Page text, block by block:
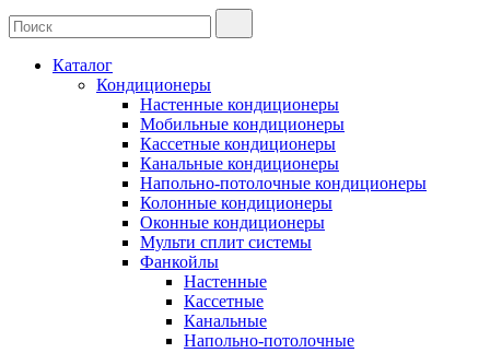
Каталог
Кондиционеры
Настенные кондиционеры
Мобильные кондиционеры
Кассетные кондиционеры
Канальные кондиционеры
Напольно-потолочные кондиционеры
Колонные кондиционеры
Оконные кондиционеры
Мульти сплит системы
Фанкойлы
Настенные
Кассетные
Канальные
Напольно-потолочные